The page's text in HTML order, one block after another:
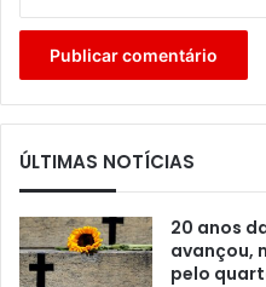
ÚLTIMAS NOTÍCIAS
20 anos
avançou,
pelo